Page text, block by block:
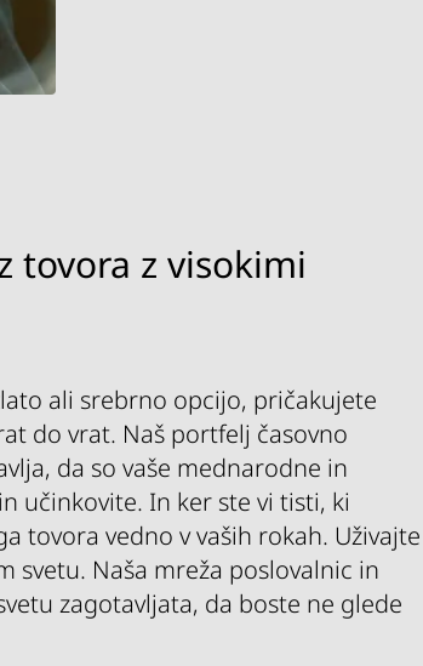
tovora z visokimi
ali srebrno opcijo, pričakujete
do vrat. Naš portfelj časovno
da so vaše mednarodne in
učinkovite. In ker ste vi tisti, ki
tovora vedno v vaših rokah. Uživajte
svetu. Naša mreža poslovalnic in
zagotavljata, da boste ne glede